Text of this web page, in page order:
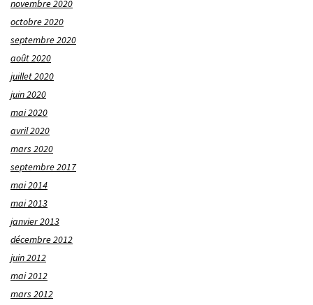
novembre 2020
octobre 2020
septembre 2020
août 2020
juillet 2020
juin 2020
mai 2020
avril 2020
mars 2020
septembre 2017
mai 2014
mai 2013
janvier 2013
décembre 2012
juin 2012
mai 2012
mars 2012